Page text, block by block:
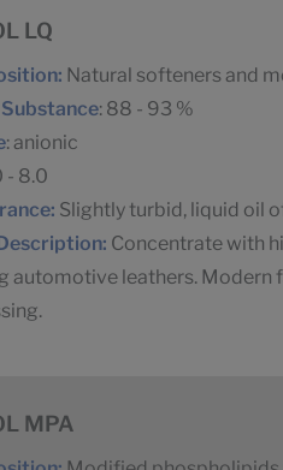
LQ
Natural softeners and
: 88 - 93 %
: anionic
- 8.0
Slightly turbid, liquid oil
Concentrate with
automotive leathers.
MPA